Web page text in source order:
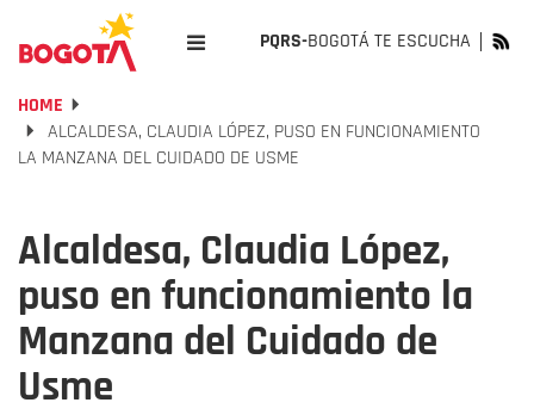
PQRS-BOGOTÁ TE ESCUCHA
HOME
ALCALDESA, CLAUDIA LÓPEZ, PUSO EN FUNCIONAMIENTO
LA MANZANA DEL CUIDADO DE USME
Alcaldesa, Claudia López,
puso en funcionamiento la
Manzana del Cuidado de
Usme